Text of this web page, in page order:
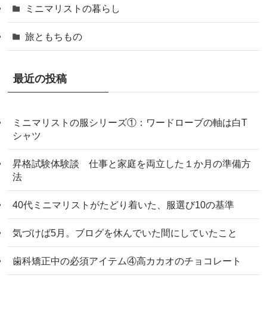
ミニマリストの暮らし
旅ともちもの
最近の投稿
ミニマリストの服シリーズ①：ワードローブの軸は白T
シャツ
昇格試験体験談 仕事と家庭を両立した１か月の準備方
法
40代ミニマリストがたどり着いた、服選び10の基準
気づけば5月。ブログを休んでいた間にしていたこと
歯科矯正中の必須アイテム④高カカオのチョコレート